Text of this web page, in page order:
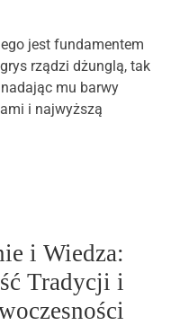
jest fundamentem
rządzi dżunglą, tak
mu barwy
i najwyższą
i Wiedza:
Tradycji i